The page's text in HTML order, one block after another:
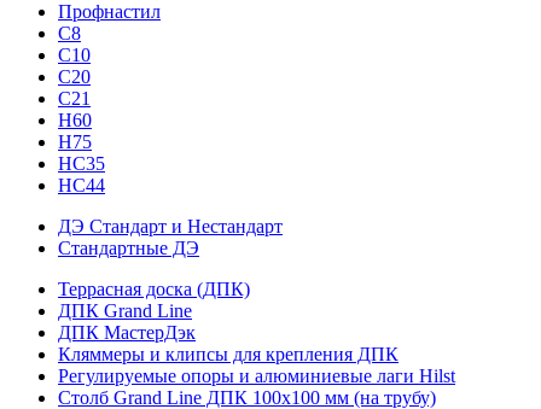
Профнастил
С8
С10
С20
С21
H60
H75
HС35
НС44
ДЭ Стандарт и Нестандарт
Стандартные ДЭ
Террасная доска (ДПК)
ДПК Grand Line
ДПК МастерДэк
Кляммеры и клипсы для крепления ДПК
Регулируемые опоры и алюминиевые лаги Hilst
Столб Grand Line ДПК 100х100 мм (на трубу)